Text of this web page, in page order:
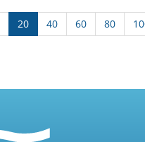
20 40 60 80